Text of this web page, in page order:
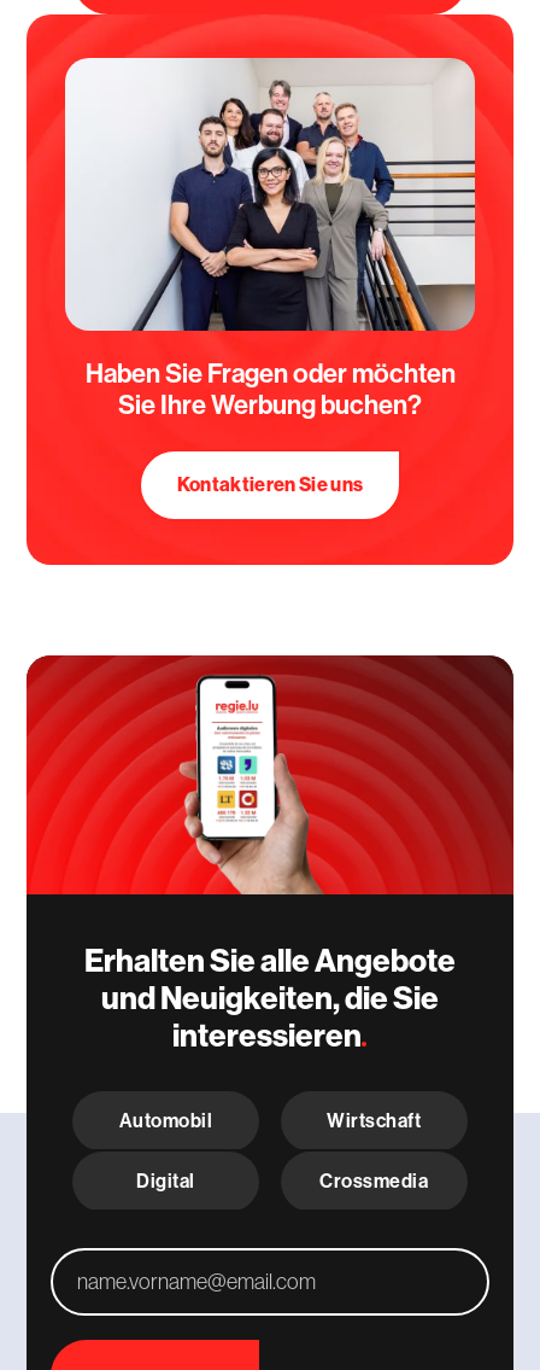
Haben Sie Fragen oder möchten
Sie Ihre Werbung buchen?
Kontaktieren Sie uns
Erhalten Sie alle Angebote
und Neuigkeiten, die Sie
interessieren
m
a
t
u
Automobil Wirtschaft
Digital Crossmedia
A
d
r
e
s